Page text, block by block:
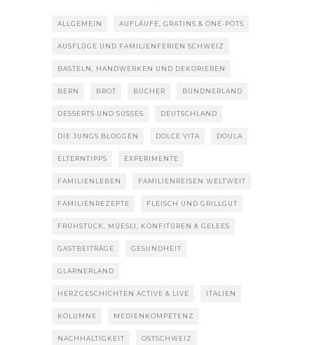
ALLGEMEIN AUFLÄUFE, GRATINS & ONE-POTS
AUSFLÜGE UND FAMILIENFERIEN SCHWEIZ
BASTELN, HANDWERKEN UND DEKORIEREN
BERN BROT BÜCHER BÜNDNERLAND
DESSERTS UND SÜSSES DEUTSCHLAND
DIE JUNGS BLOGGEN DOLCE VITA DOULA
ELTERNTIPPS EXPERIMENTE
FAMILIENLEBEN FAMILIENREISEN WELTWEIT
FAMILIENREZEPTE FLEISCH UND GRILLGUT
FRÜHSTÜCK, MÜESLI, KONFITÜREN & GELEES
GASTBEITRÄGE GESUNDHEIT
GLARNERLAND
HERZGESCHICHTEN ACTIVE & LIVE ITALIEN
KOLUMNE MEDIENKOMPETENZ
NACHHALTIGKEIT OSTSCHWEIZ